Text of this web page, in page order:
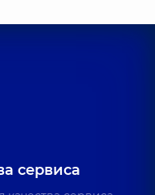
сервиса